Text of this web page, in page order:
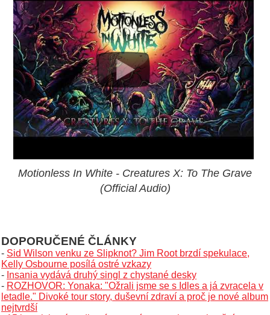
Motionless In White - Creatures X: To The Grave
(Official Audio)
DOPORUČENÉ ČLÁNKY
- Sid Wilson venku ze Slipknot? Jim Root brzdí spekulace,
Kelly Osbourne posílá ostré vzkazy
- Insania vydává druhý singl z chystané desky
- ROZHOVOR: Yonaka: "Ožrali jsme se s Idles a já zvracela v
letadle." Divoké tour story, duševní zdraví a proč je nové album
nejtvrdší